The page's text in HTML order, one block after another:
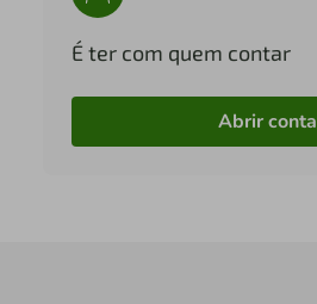
É ter com quem contar
Abrir conta